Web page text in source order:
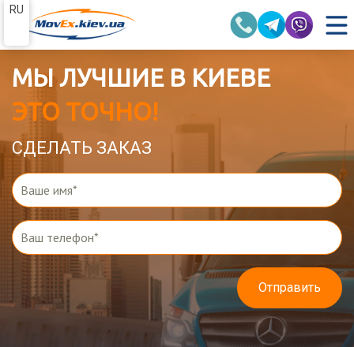
МЫ ЛУЧШИЕ В КИЕВЕ
ЭТО ТОЧНО!
СДЕЛАТЬ ЗАКАЗ
RU